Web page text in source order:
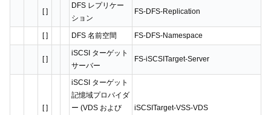
[ ]
DFS レプリケー
ション
FS-DFS-Replication
[ ] DFS 名前空間 FS-DFS-Namespace
[ ]
iSCSI ターゲット
サーバー
FS-iSCSITarget-Server
[ ]
iSCSI ターゲット
記憶域プロバイダ
ー (VDS および
iSCSITarget-VSS-VDS